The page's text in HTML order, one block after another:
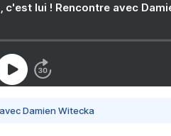
lui ! Rencontre avec
Damien Witecka